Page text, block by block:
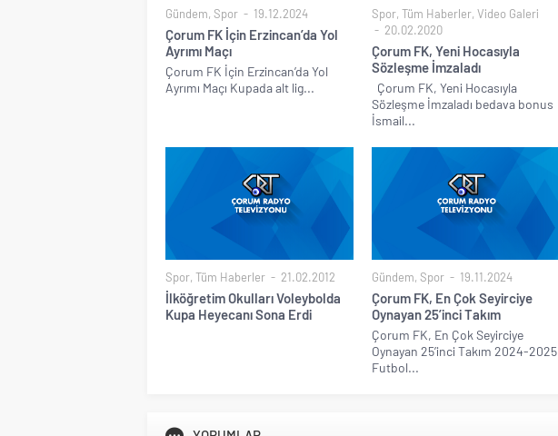
Gündem, Spor 19.12.2024
Çorum FK İçin Erzincan’da Yol
Ayrımı Maçı
Çorum FK İçin Erzincan’da Yol
Ayrımı Maçı Kupada alt lig...
Spor, Tüm Haberler, Video Galeri
20.02.2020
Çorum FK, Yeni Hocasıyla
Sözleşme İmzaladı
Çorum FK, Yeni Hocasıyla
Sözleşme İmzaladı bedava bonus
İsmail...
Spor, Tüm Haberler 21.02.2012
İlköğretim Okulları Voleybolda
Kupa Heyecanı Sona Erdi
Gündem, Spor 19.11.2024
Çorum FK, En Çok Seyirciye
Oynayan 25’inci Takım
Çorum FK, En Çok Seyirciye
Oynayan 25’inci Takım 2024-2025
Futbol...